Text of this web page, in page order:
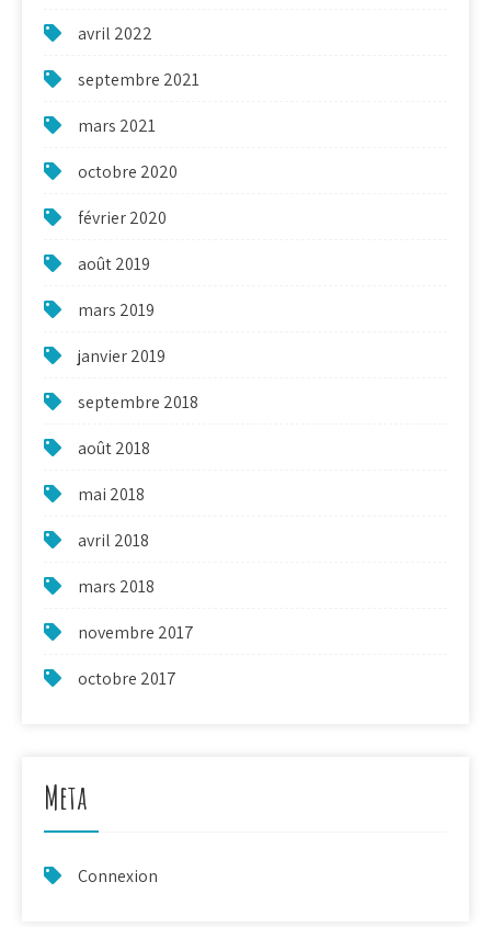
avril 2022
septembre 2021
mars 2021
octobre 2020
février 2020
août 2019
mars 2019
janvier 2019
septembre 2018
août 2018
mai 2018
avril 2018
mars 2018
novembre 2017
octobre 2017
Meta
Connexion